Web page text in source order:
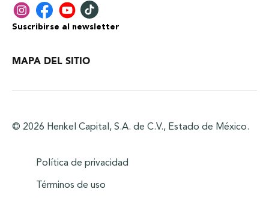
Suscribirse al newsletter
MAPA DEL SITIO
© 2026 Henkel Capital, S.A. de C.V., Estado de México.
Política de privacidad
Términos de uso